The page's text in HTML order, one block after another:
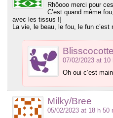
Rhôooo merci pour
C’est quand même
avec les tissus !]
La vie, le beau, le fou, le fun c’est
Blisscocotte
07/02/2023 at 10
Oh oui c’est
Milky/Bree
05/02/2023 at 18 h 50